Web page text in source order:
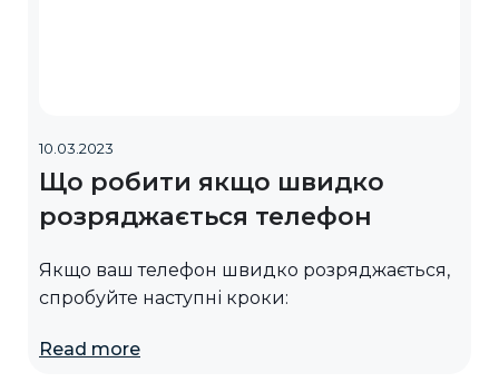
10.03.2023
Що робити якщо швидко
розряджається телефон
Якщо ваш телефон швидко розряджається,
спробуйте наступні кроки:
Read more